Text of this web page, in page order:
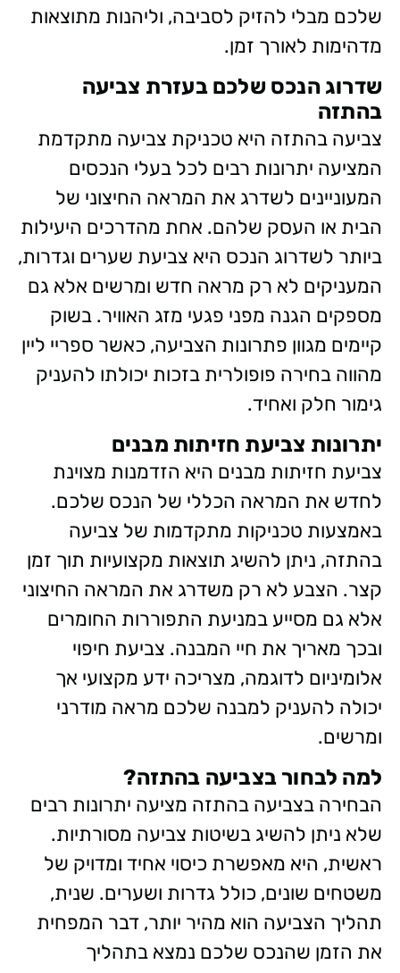
שלכם מבלי להזיק לסביבה, וליהנות מתוצאות
מדהימות לאורך זמן.
שדרוג הנכס שלכם בעזרת צביעה
בהתזה
צביעה בהתזה היא טכניקת צביעה מתקדמת
המציעה יתרונות רבים לכל בעלי הנכסים
המעוניינים לשדרג את המראה החיצוני של
הבית או העסק שלהם. אחת מהדרכים היעילות
ביותר לשדרוג הנכס היא צביעת שערים וגדרות,
המעניקים לא רק מראה חדש ומרשים אלא גם
מספקים הגנה מפני פגעי מזג האוויר. בשוק
קיימים מגוון פתרונות הצביעה, כאשר ספריי ליין
מהווה בחירה פופולרית בזכות יכולתו להעניק
גימור חלק ואחיד.
יתרונות צביעת חזיתות מבנים
צביעת חזיתות מבנים היא הזדמנות מצוינת
לחדש את המראה הכללי של הנכס שלכם.
באמצעות טכניקות מתקדמות של צביעה
בהתזה, ניתן להשיג תוצאות מקצועיות תוך זמן
קצר. הצבע לא רק משדרג את המראה החיצוני
אלא גם מסייע במניעת התפוררות החומרים
ובכך מאריך את חיי המבנה. צביעת חיפוי
אלומיניום לדוגמה, מצריכה ידע מקצועי אך
יכולה להעניק למבנה שלכם מראה מודרני
ומרשים.
למה לבחור בצביעה בהתזה?
הבחירה בצביעה בהתזה מציעה יתרונות רבים
שלא ניתן להשיג בשיטות צביעה מסורתיות.
ראשית, היא מאפשרת כיסוי אחיד ומדויק של
משטחים שונים, כולל גדרות ושערים. שנית,
תהליך הצביעה הוא מהיר יותר, דבר המפחית
את הזמן שהנכס שלכם נמצא בתהליך